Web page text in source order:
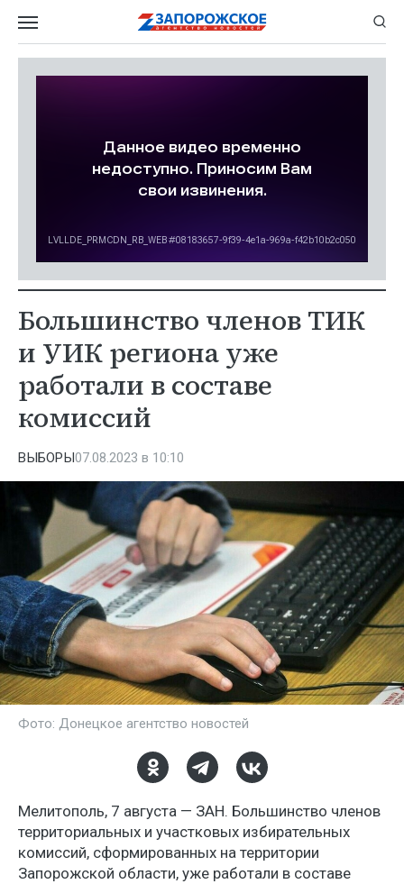
Большинство членов ТИК
и УИК региона уже
работали в составе
комиссий
ВЫБОРЫ07.08.2023 в 10:10
Фото: Донецкое агентство новостей
Мелитополь, 7 августа — ЗАН. Большинство членов
территориальных и участковых избирательных
комиссий, сформированных на территории
Запорожской области, уже работали в составе